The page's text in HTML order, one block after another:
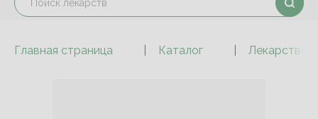
Главная страница Каталог